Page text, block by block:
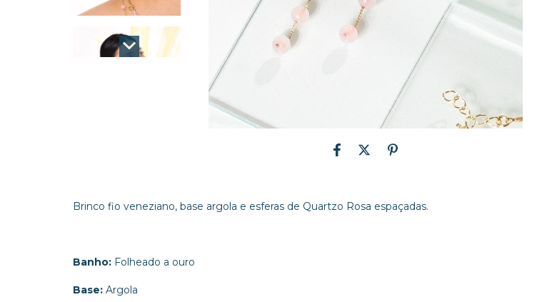
Brinco fio veneziano, base argola e esferas de Quartzo Rosa espaçadas.
Banho: Folheado a ouro
Base: Argola